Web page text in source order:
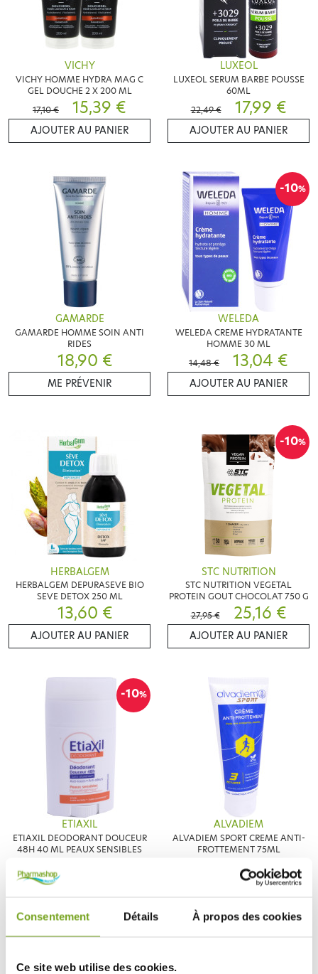
Consentement Détails À propos des cookies
Ce site web utilise des cookies.
VICHY
VICHY HOMME HYDRA MAG C
GEL DOUCHE 2 X 200 ML
17,10 €
15,39 €
AJOUTER AU PANIER
LUXEOL
LUXEOL SERUM BARBE POUSSE
60ML
22,49 €
17,99 €
AJOUTER AU PANIER
GAMARDE
GAMARDE HOMME SOIN ANTI
RIDES
18,90 €
ME PRÉVENIR
-10%
WELEDA
WELEDA CREME HYDRATANTE
HOMME 30 ML
14,48 €
13,04 €
AJOUTER AU PANIER
HERBALGEM
HERBALGEM DEPURASEVE BIO
SEVE DETOX 250 ML
13,60 €
AJOUTER AU PANIER
-10%
STC NUTRITION
STC NUTRITION VEGETAL
PROTEIN GOUT CHOCOLAT 750 G
27,95 €
25,16 €
AJOUTER AU PANIER
-10%
ETIAXIL
ETIAXIL DEODORANT DOUCEUR
48H 40 ML PEAUX SENSIBLES
8,60 €
AJOUTER AU PANIER
ALVADIEM
ALVADIEM SPORT CREME ANTI-
FROTTEMENT 75ML
8,60 €
AJOUTER AU PANIER